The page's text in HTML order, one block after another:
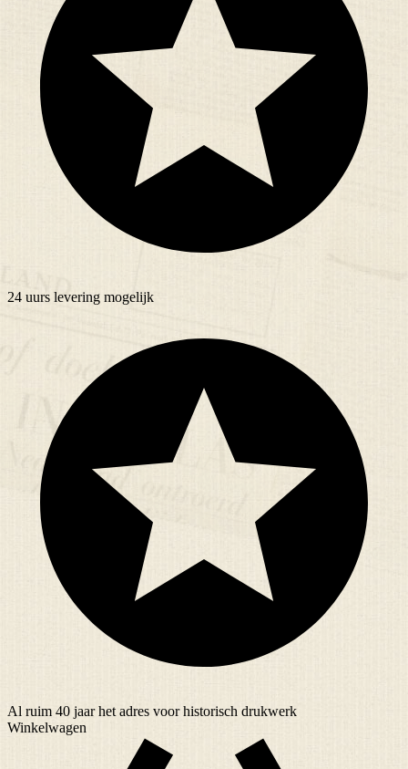
24 uurs levering mogelijk
Al ruim 40 jaarhet adres voor historisch drukwerk
Winkelwagen